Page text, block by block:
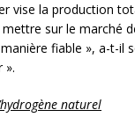
vise la production
sur le marché
fiable », a-t-il
».
naturel